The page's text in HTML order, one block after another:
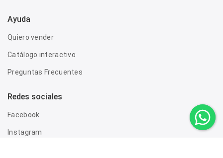
Ayuda
Quiero vender
Catálogo interactivo
Preguntas Frecuentes
Redes sociales
Facebook
Instagram